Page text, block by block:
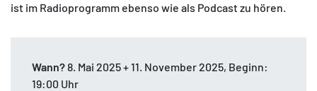
ist im Radioprogramm ebenso wie als Podcast zu hören.
Wann?8. Mai 2025 + 11. November 2025, Beginn:
19:00 Uhr